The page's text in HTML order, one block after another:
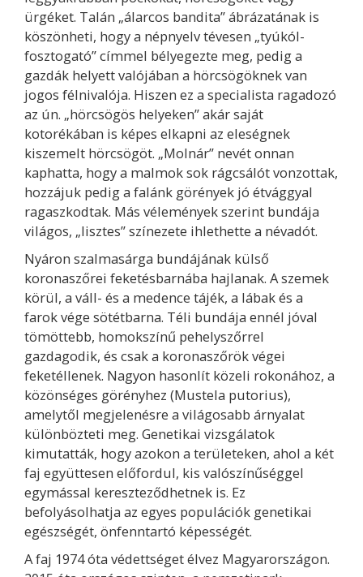
ürgéket. Talán „álarcos bandita” ábrázatának is
köszönheti, hogy a népnyelv tévesen „tyúkól-
fosztogató” címmel bélyegezte meg, pedig a
gazdák helyett valójában a hörcsögöknek van
jogos félnivalója. Hiszen ez a specialista ragadozó
az ún. „hörcsögös helyeken” akár saját
kotorékában is képes elkapni az eleségnek
kiszemelt hörcsögöt. „Molnár” nevét onnan
kaphatta, hogy a malmok sok rágcsálót vonzottak,
hozzájuk pedig a falánk görények jó étvággyal
ragaszkodtak. Más vélemények szerint bundája
világos, „lisztes” színezete ihlethette a névadót.
Nyáron szalmasárga bundájának külső
koronaszőrei feketésbarnába hajlanak. A szemek
körül, a váll- és a medence tájék, a lábak és a
farok vége sötétbarna. Téli bundája ennél jóval
tömöttebb, homokszínű pehelyszőrrel
gazdagodik, és csak a koronaszőrök végei
feketéllenek. Nagyon hasonlít közeli rokonához, a
közönséges görényhez (Mustela putorius),
amelytől megjelenésre a világosabb árnyalat
különbözteti meg. Genetikai vizsgálatok
kimutatták, hogy azokon a területeken, ahol a két
faj együttesen előfordul, kis valószínűséggel
egymással kereszteződhetnek is. Ez
befolyásolhatja az egyes populációk genetikai
egészségét, önfenntartó képességét.
A faj 1974 óta védettséget élvez Magyarországon.